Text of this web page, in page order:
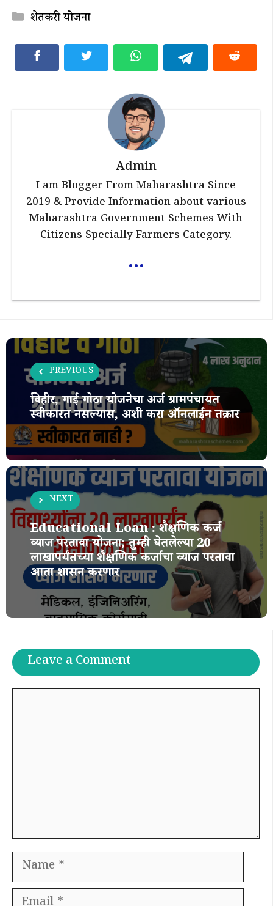
Categories
शेतकरी योजना
Admin
I am Blogger From Maharashtra Since
2019 & Provide Information about various
Maharashtra Government Schemes With
Citizens Specially Farmers Category.
...
PREVIOUS
विहीर, गाई गोठा योजनेचा अर्ज ग्रामपंचायत
स्वीकारत नसल्यास, अशी करा ऑनलाईन तक्रार
NEXT
Educational Loan : शैक्षणिक कर्ज
व्याज परतावा योजना; तुम्ही घेतलेल्या 20
लाखापर्यंतच्या शैक्षणिक कर्जाचा व्याज परतावा
आता शासन करणार
Leave a Comment
Name
Email